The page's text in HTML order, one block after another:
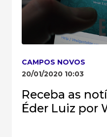
CAMPOS NOVOS
20/01/2020 10:03
Receba as
Éder Luiz por